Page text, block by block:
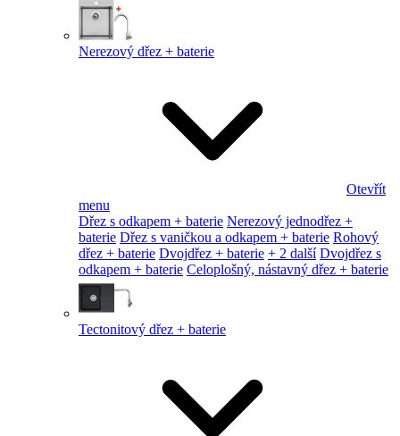
Nerezový dřez + baterie
Otevřít
menu
Dřez s odkapem + baterie Nerezový jednodřez +
baterie Dřez s vaničkou a odkapem + baterie Rohový
dřez + baterie Dvojdřez + baterie + 2 další Dvojdřez s
odkapem + baterie Celoplošný, nástavný dřez + baterie
Tectonitový dřez + baterie